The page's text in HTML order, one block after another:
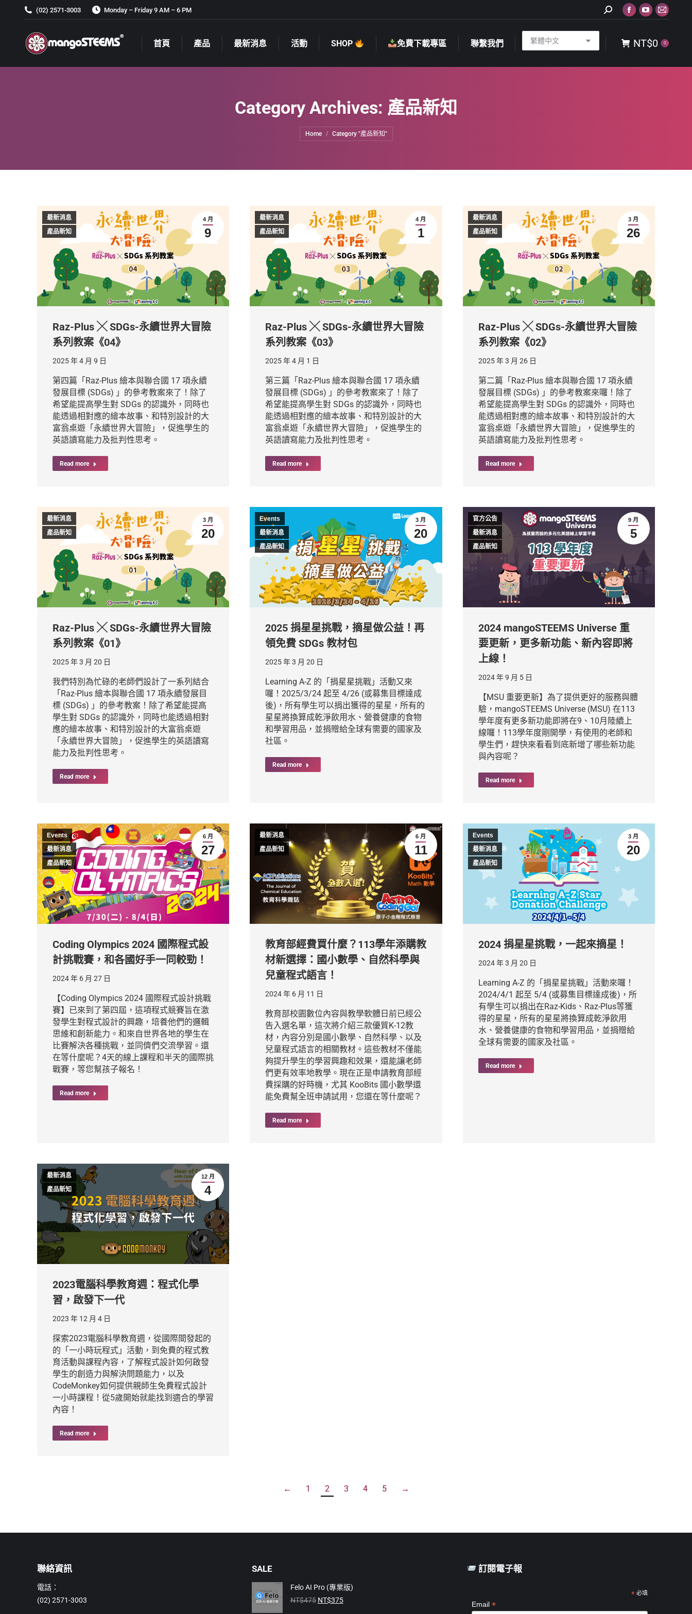
(02) 2571-3003 Monday – Friday 9 AM – 6 PM Search:
Facebook
opens
new
YouTube
opens
new
Mail
opens
new
首頁 產品 最新消息 活動 SHOP 免費下載專區 聯繫我們 NT$0 0
Category Archives: 產品新知
You are here:
Home Category "產品新知"
4 月
9
最新消息
產品新知
Raz-Plus ╳ SDGs-永續世界大冒險
系列教案《04》
2025 年 4 月 9 日
第四篇「Raz-Plus 繪本與聯合國 17 項永續
發展目標 (SDGs) 」的參考教案來了！除了
希望能提高學生對 SDGs 的認識外，同時也
能透過相對應的繪本故事、和特別設計的大
富翁桌遊「永續世界大冒險」，促進學生的
英語讀寫能力及批判性思考。
Read more
4 月
1
最新消息
產品新知
Raz-Plus ╳ SDGs-永續世界大冒險
系列教案《03》
2025 年 4 月 1 日
第三篇「Raz-Plus 繪本與聯合國 17 項永續
發展目標 (SDGs) 」的參考教案來了！除了
希望能提高學生對 SDGs 的認識外，同時也
能透過相對應的繪本故事、和特別設計的大
富翁桌遊「永續世界大冒險」，促進學生的
英語讀寫能力及批判性思考。
Read more
3 月
26
最新消息
產品新知
Raz-Plus ╳ SDGs-永續世界大冒險
系列教案《02》
2025 年 3 月 26 日
第二篇「Raz-Plus 繪本與聯合國 17 項永續
發展目標 (SDGs) 」的參考教案來囉！除了
希望能提高學生對 SDGs 的認識外，同時也
能透過相對應的繪本故事、和特別設計的大
富翁桌遊「永續世界大冒險」，促進學生的
英語讀寫能力及批判性思考。
Read more
3 月
20
最新消息
產品新知
Raz-Plus ╳ SDGs-永續世界大冒險
系列教案《01》
2025 年 3 月 20 日
我們特別為忙碌的老師們設計了一系列結合
「Raz-Plus 繪本與聯合國 17 項永續發展目
標 (SDGs) 」的參考教案！除了希望能提高
學生對 SDGs 的認識外，同時也能透過相對
應的繪本故事、和特別設計的大富翁桌遊
「永續世界大冒險」，促進學生的英語讀寫
能力及批判性思考。
Read more
3 月
20
Events
最新消息
產品新知
2025 捐星星挑戰，摘星做公益！再
領免費 SDGs 教材包
2025 年 3 月 20 日
Learning A-Z 的「捐星星挑戰」活動又來
囉！2025/3/24 起至 4/26 (或募集目標達成
後)，所有學生可以捐出獲得的星星，所有的
星星將換算成乾淨飲用水、營養健康的食物
和學習用品，並捐贈給全球有需要的國家及
社區。
Read more
9 月
5
官方公告
最新消息
產品新知
2024 mangoSTEEMS Universe 重
要更新，更多新功能、新內容即將
上線！
2024 年 9 月 5 日
【MSU 重要更新】為了提供更好的服務與體
驗，mangoSTEEMS Universe (MSU) 在113
學年度有更多新功能即將在9、10月陸續上
線囉！113學年度剛開學，有使用的老師和
學生們，趕快來看看到底新增了哪些新功能
與內容呢？
Read more
6 月
27
Events
最新消息
產品新知
Coding Olympics 2024 國際程式設
計挑戰賽，和各國好手一同較勁！
2024 年 6 月 27 日
【Coding Olympics 2024 國際程式設計挑戰
賽】已來到了第四屆，這項程式競賽旨在激
發學生對程式設計的興趣，培養他們的邏輯
思維和創新能力。和來自世界各地的學生在
比賽解決各種挑戰，並同儕們交流學習。還
在等什麼呢？4天的線上課程和半天的國際挑
戰賽，等您幫孩子報名！
Read more
6 月
11
最新消息
產品新知
教育部經費買什麼？113學年添購教
材新選擇：國小數學、自然科學與
兒童程式語言！
2024 年 6 月 11 日
教育部校園數位內容與教學軟體日前已經公
告入選名單，這次將介紹三款優質K-12教
材，內容分別是國小數學、自然科學、以及
兒童程式語言的相關教材。這些教材不僅能
夠提升學生的學習興趣和效果，還能讓老師
們更有效率地教學。現在正是申請教育部經
費採購的好時機，尤其 KooBits 國小數學還
能免費幫全班申請試用，您還在等什麼呢？
Read more
3 月
20
Events
最新消息
產品新知
2024 捐星星挑戰，一起來摘星！
2024 年 3 月 20 日
Learning A-Z 的「捐星星挑戰」活動來囉！
2024/4/1 起至 5/4 (或募集目標達成後)，所
有學生可以捐出在Raz-Kids、Raz-Plus等獲
得的星星，所有的星星將換算成乾淨飲用
水、營養健康的食物和學習用品，並捐贈給
全球有需要的國家及社區。
Read more
12 月
4
最新消息
產品新知
2023電腦科學教育週：程式化學
習，啟發下一代
2023 年 12 月 4 日
探索2023電腦科學教育週，從國際間發起的
的「一小時玩程式」活動，到免費的程式教
育活動與課程內容，了解程式設計如何啟發
學生的創造力與解決問題能力，以及
CodeMonkey如何提供親師生免費程式設計
一小時課程！從5歲開始就能找到適合的學習
內容！
Read more
← 1 2 3 4 5 →
聯絡資訊
電話：
(02) 2571-3003
SALE
Felo AI Pro (專業版)
NT$475 原
NT$375目
訂閱電子報
*必填
Email*
NT$0